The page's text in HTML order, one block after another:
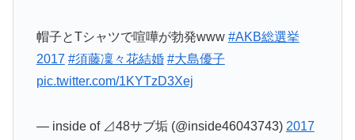
帽子とTシャツで喧嘩が勃発www #AKB総選挙
2017 #須藤凜々花結婚 #大島優子
pic.twitter.com/1KYTzD3Xej
— inside of ⊿48サブ垢 (@inside46043743) 2017